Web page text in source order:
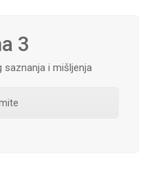
3
i mišljenja